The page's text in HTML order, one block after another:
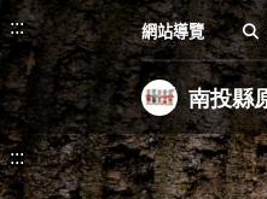
::: 網站導覽
:::